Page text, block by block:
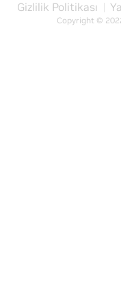
Gizlilik Politikası
Copyright ©